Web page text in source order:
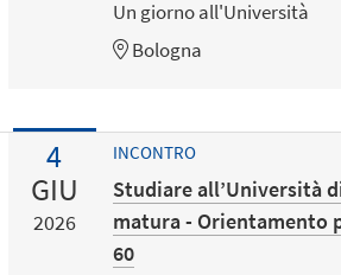
Un giorno all'Università
Bologna
4
GIU
2026
INCONTRO
Studiare all’Università
matura - Orientamento
60